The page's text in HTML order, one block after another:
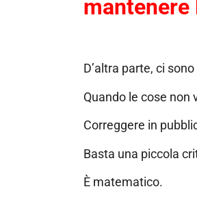
mantenere
D’altra parte, ci
Quando le cose non
Correggere in
Basta una piccola
È matematico.